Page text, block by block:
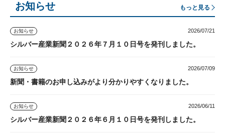
お知らせ もっと見る
お知らせ 2026/07/21
シルバー産業新聞２０２６年７月１０日号を発刊しました。
お知らせ 2026/07/09
新聞・書籍のお申し込みがより分かりやすくなりました。
お知らせ 2026/06/11
シルバー産業新聞２０２６年６月１０日号を発刊しました。